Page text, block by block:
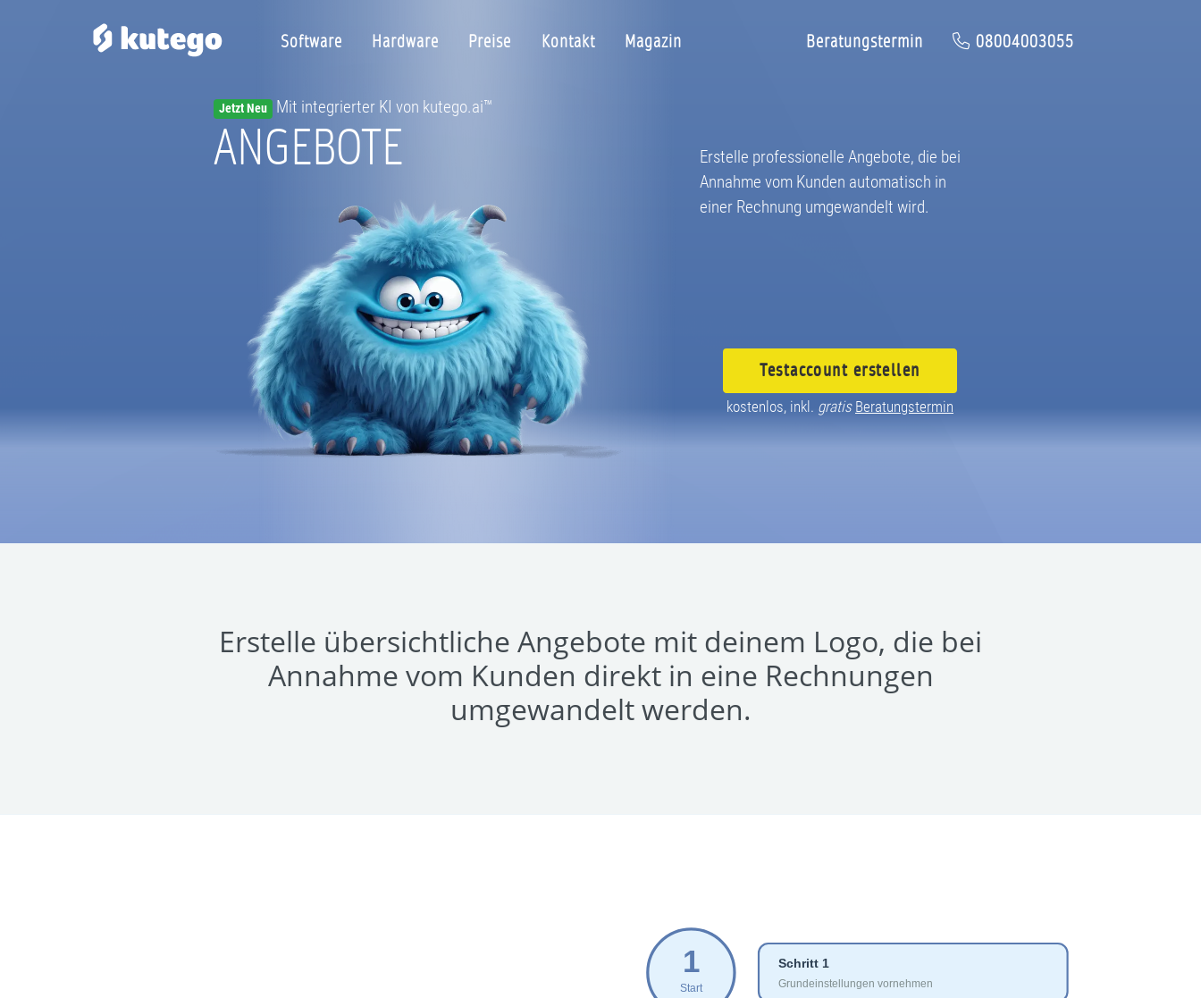
Jetzt Neu Mit integrierter KI von kutego.ai™
ANGEBOTE
Erstelle professionelle Angebote, die bei
Annahme vom Kunden automatisch in
einer Rechnung umgewandelt wird.
Testaccount erstellen
kostenlos, inkl. gratis Beratungstermin
Software Hardware Preise Kontakt Magazin Beratungstermin 08004003055
Erstelle übersichtliche Angebote mit deinem Logo, die bei
Annahme vom Kunden direkt in eine Rechnungen
umgewandelt werden.